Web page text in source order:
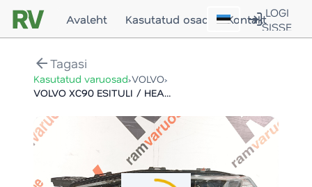
Avaleht Kasutatud osad KontaktLOGI
SISSE
arrow_backTagasi
Kasutatud varuosad›VOLVO›
VOLVO XC90 ESITULI / HEADLIGHT